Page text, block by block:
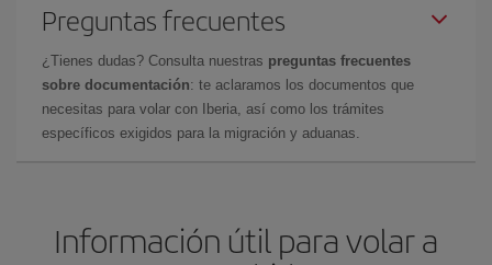
Preguntas frecuentes
¿Tienes dudas? Consulta nuestras preguntas frecuentes
sobre documentación: te aclaramos los documentos que
necesitas para volar con Iberia, así como los trámites
específicos exigidos para la migración y aduanas.
Información útil para volar a